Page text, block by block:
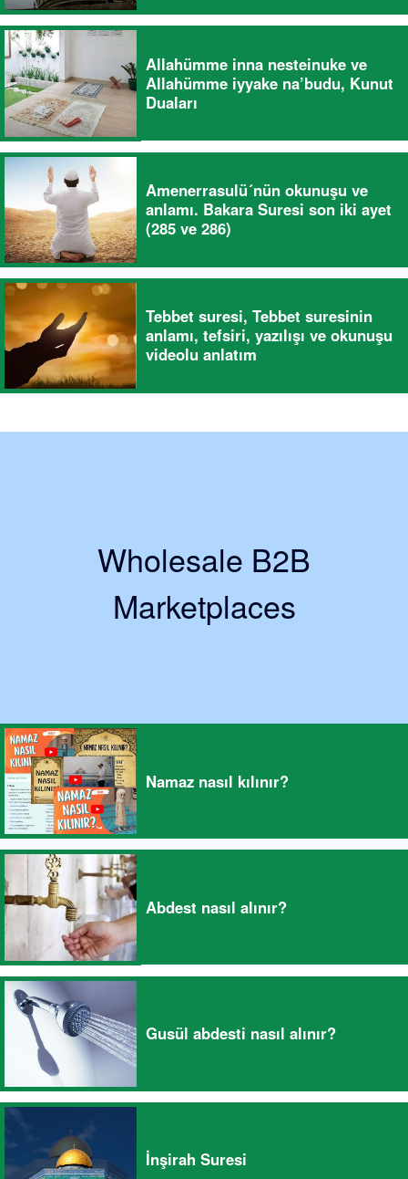
Allahümme inna nesteinuke ve
Allahümme iyyake na’budu, Kunut
Duaları
Amenerrasulü´nün okunuşu ve
anlamı. Bakara Suresi son iki ayet
(285 ve 286)
Tebbet suresi, Tebbet suresinin
anlamı, tefsiri, yazılışı ve okunuşu
videolu anlatım
Wholesale B2B
Marketplaces
Namaz nasıl kılınır?
Abdest nasıl alınır?
Gusül abdesti nasıl alınır?
İnşirah Suresi